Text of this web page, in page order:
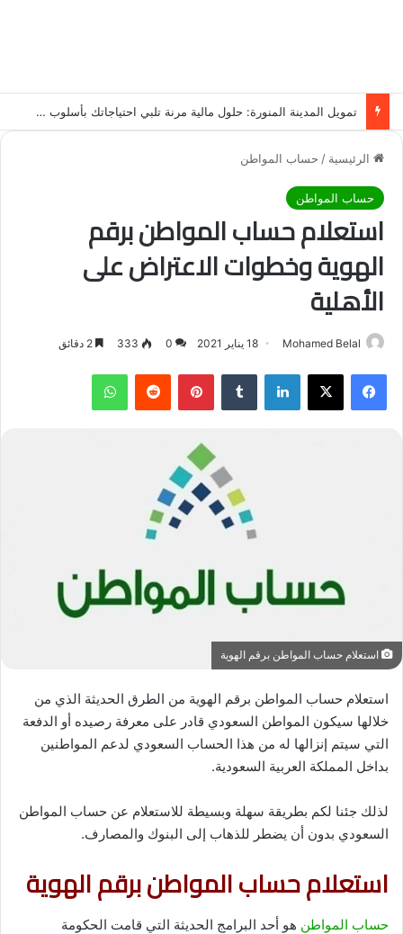
تمويل المدينة المنورة: حلول مالية مرنة تلبي احتياجاتك بأسلوب عصري وآمن
الرئيسية / حساب المواطن
حساب المواطن
استعلام حساب المواطن برقم
الهوية وخطوات الاعتراض على
الأهلية
Mohamed Belal 18 يناير 2021 0
333
فيسبوك لينكدإن بينتيريست
استعلام حساب المواطن برقم الهوية
استعلام حساب المواطن برقم الهوية من الطرق الحديثة الذي من
خلالها سيكون المواطن السعودي قادر على معرفة رصيده أو الدفعة
التي سيتم إنزالها له من هذا الحساب السعودي لدعم المواطنين
بداخل المملكة العربية السعودية.
لذلك جئنا لكم بطريقة سهلة وبسيطة للاستعلام عن حساب المواطن
السعودي بدون أن يضطر للذهاب إلى البنوك والمصارف.
استعلام حساب المواطن برقم الهوية
حساب المواطن هو أحد البرامج الحديثة التي قامت الحكومة